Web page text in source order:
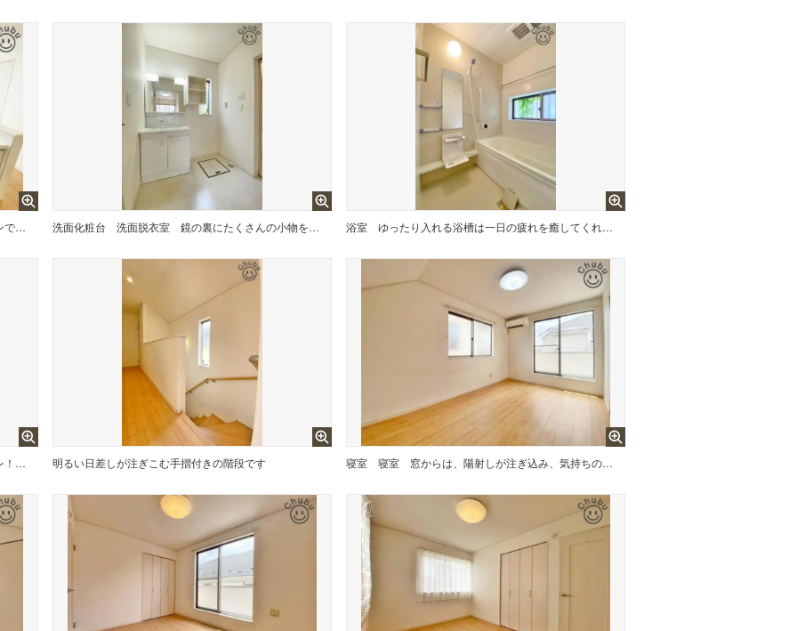
スライド収納タイプのシステムキッチンで収納量が豊富！家族と一緒にお料理することができるゆったりしたキッチンスペースです！キッチンまわりは動きやすさを重視した導線でスムーズな家事の手助けになります！ 洗面化粧台 洗面脱衣室 鏡の裏にたくさんの小物をしまえる全収納タイプの洗面台です！収納力と機能性に優れた使いやすい設備で、朝の慌ただしい時間でも身支度を快適スムーズに行えます！ 浴室 ゆったり入れる浴槽は一日の疲れを癒してくれる場所です！お子様と一緒に入るにも充分な広さが確保できてます！お風呂掃除もしやすい工夫がされてます！
スタンダードな手洗いタンク一体型トイレ！いつも清潔にお使いいただけるよう温水洗浄暖房便座付きのため、快適な毎日を送ることができます！トイレは2ヶ所あるので、忙しい朝の混雑時もスムーズなため大活躍！ 明るい日差しが注ぎこむ手摺付きの階段です 寝室 寝室 窓からは、陽射しが注ぎ込み、気持ちの良い風が流れ込みます！落ち着いた色でコーディネートされた寝室は、1日の疲れを癒すことができるいつも快適な空間です！